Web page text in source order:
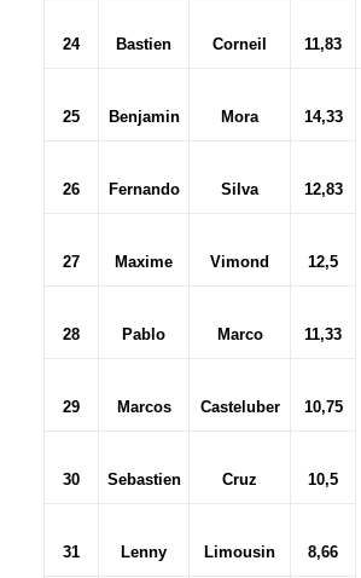
24 Bastien Corneil 11,83
25 Benjamin Mora 14,33
26 Fernando Silva 12,83
27 Maxime Vimond 12,5
28 Pablo Marco 11,33
29 Marcos Casteluber 10,75
30 Sebastien Cruz 10,5
31 Lenny Limousin 8,66